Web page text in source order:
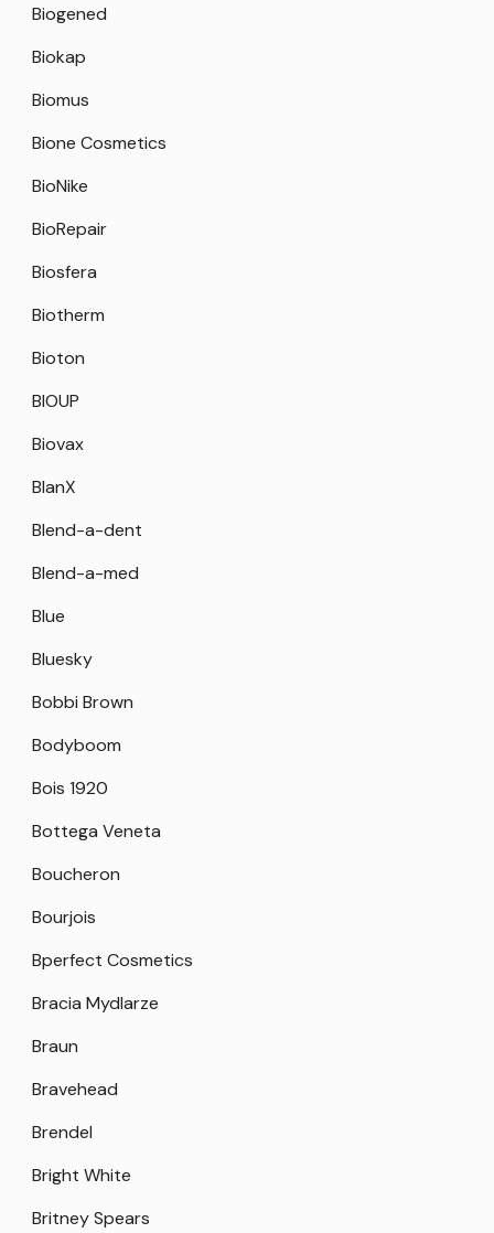
Biogened
Biokap
Biomus
Bione Cosmetics
BioNike
BioRepair
Biosfera
Biotherm
Bioton
BIOUP
Biovax
BlanX
Blend-a-dent
Blend-a-med
Blue
Bluesky
Bobbi Brown
Bodyboom
Bois 1920
Bottega Veneta
Boucheron
Bourjois
Bperfect Cosmetics
Bracia Mydlarze
Braun
Bravehead
Brendel
Bright White
Britney Spears